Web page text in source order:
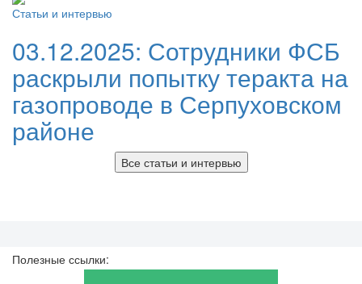
Статьи и интервью
03.12.2025: Сотрудники ФСБ
раскрыли попытку теракта на
газопроводе в Серпуховском
районе
Все статьи и интервью
Полезные ссылки: